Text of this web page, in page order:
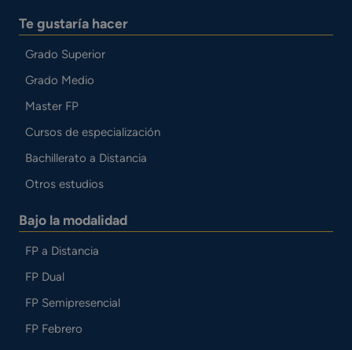
Te gustaría hacer
Grado Superior
Grado Medio
Master FP
Cursos de especialización
Bachillerato a Distancia
Otros estudios
Bajo la modalidad
FP a Distancia
FP Dual
FP Semipresencial
FP Febrero